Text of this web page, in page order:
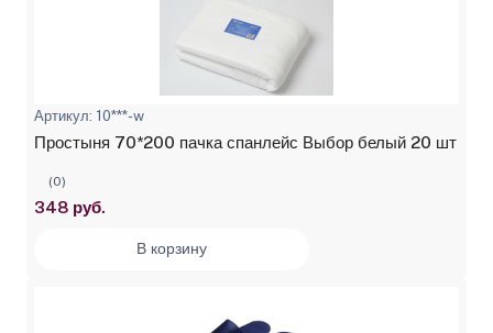
Артикул: 10***-w
Простыня 70*200 пачка спанлейс Выбор белый 20 шт
(0)
348 руб.
В корзину